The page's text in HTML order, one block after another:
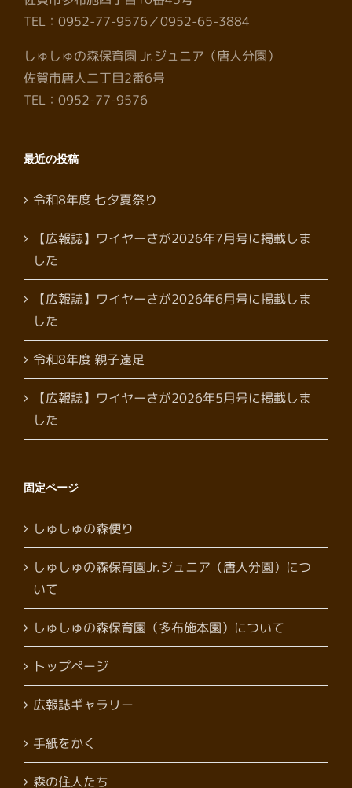
TEL：0952-77-9576／0952-65-3884
しゅしゅの森保育園 Jr.ジュニア（唐人分園）
佐賀市唐人二丁目2番6号
TEL：0952-77-9576
最近の投稿
令和8年度 七夕夏祭り
【広報誌】ワイヤーさが2026年7月号に掲載しま
した
【広報誌】ワイヤーさが2026年6月号に掲載しま
した
令和8年度 親子遠足
【広報誌】ワイヤーさが2026年5月号に掲載しま
した
固定ページ
しゅしゅの森便り
しゅしゅの森保育園Jr.ジュニア（唐人分園）につ
いて
しゅしゅの森保育園（多布施本園）について
トップページ
広報誌ギャラリー
手紙をかく
森の住人たち